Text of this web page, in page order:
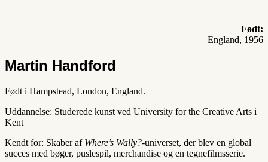
Født:
England, 1956
Martin Handford
Født i Hampstead, London, England.
Uddannelse: Studerede kunst ved University for the Creative Arts i
Kent
Kendt for: Skaber af Where’s Wally?-universet, der blev en global
succes med bøger, puslespil, merchandise og en tegnefilmsserie.